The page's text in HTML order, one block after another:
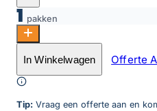
1 pakken
Stanmore XL dryback dark
Toevoegen aan winkelwagen
In Winkelwagen Offerte
Tip: Vraag een offerte aan en